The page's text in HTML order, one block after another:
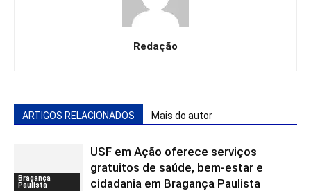
Redação
ARTIGOS RELACIONADOS Mais do autor
Bragança
Paulista
USF em Ação oferece serviços
gratuitos de saúde, bem-estar e
cidadania em Bragança Paulista